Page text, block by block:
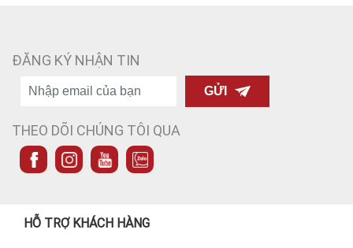
ĐĂNG KÝ NHẬN TIN
GỬI
THEO DÕI CHÚNG TÔI QUA
HỖ TRỢ KHÁCH HÀNG